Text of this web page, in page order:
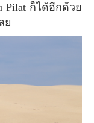
Pilat ก็ได้อีกด้วย
ย